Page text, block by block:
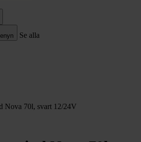
Se alla
Nova 70l, svart 12/24V